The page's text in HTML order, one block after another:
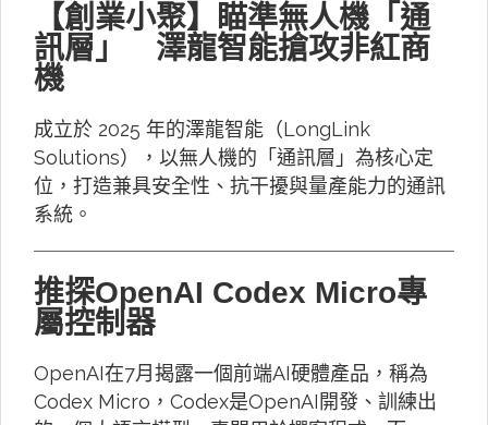
【創業小聚】瞄準無人機「通
訊層」 澤龍智能搶攻非紅商
機
成立於 2025 年的澤龍智能（LongLink
Solutions），以無人機的「通訊層」為核心定
位，打造兼具安全性、抗干擾與量產能力的通訊
系統。
推探OpenAI Codex Micro專
屬控制器
OpenAI在7月揭露一個前端AI硬體產品，稱為
Codex Micro，Codex是OpenAI開發、訓練出